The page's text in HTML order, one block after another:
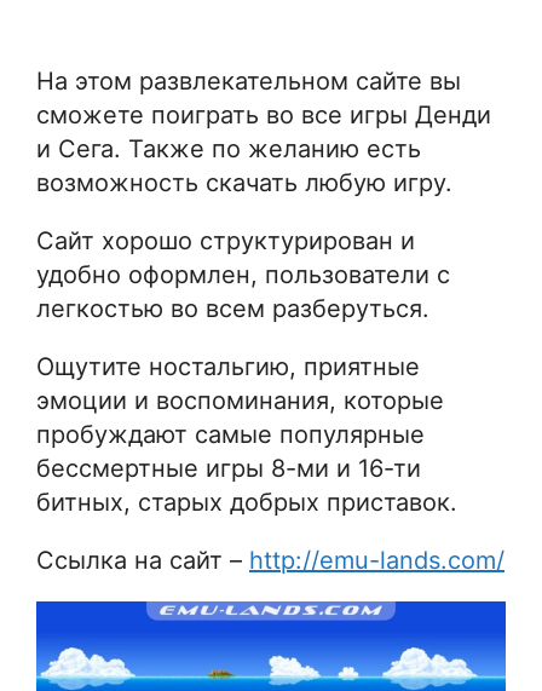
На этом развлекательном сайте вы
сможете поиграть во все игры Денди
и Сега. Также по желанию есть
возможность скачать любую игру.
Сайт хорошо структурирован и
удобно оформлен, пользователи с
легкостью во всем разберуться.
Ощутите ностальгию, приятные
эмоции и воспоминания, которые
пробуждают самые популярные
бессмертные игры 8-ми и 16-ти
битных, старых добрых приставок.
Ссылка на сайт – http://emu-lands.com/